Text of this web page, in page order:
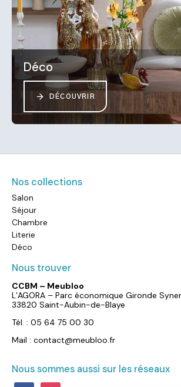
Déco
DÉCOUVRIR
Nos collections
Salon
Séjour
Chambre
Literie
Déco
Nous trouver
CCBM – Meubloo
L’AGORA – Parc économique Gironde
33820 Saint-Aubin-de-Blaye
Tél. : 05 64 75 00 30
Mail : contact@meubloo.fr
Nous sommes aussi sur les réseaux